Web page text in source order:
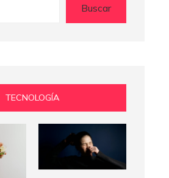
Buscar
TECNOLOGÍA